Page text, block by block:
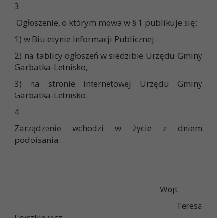
3
Ogłoszenie, o którym mowa w § 1 publikuje się:
1) w Biuletynie Informacji Publicznej,
2) na tablicy ogłoszeń w siedzibie Urzędu Gminy
Garbatka-Letnisko,
3) na stronie internetowej Urzędu Gminy
Garbatka-Letnisko.
4
Zarządzenie wchodzi w życie z dniem
podpisania.
Wójt
Teresa